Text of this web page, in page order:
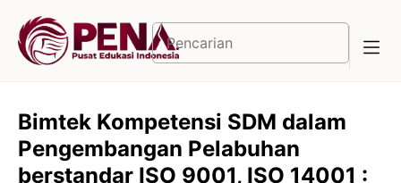
Cari
Bimtek Kompetensi SDM dalam
Pengembangan Pelabuhan
berstandar ISO 9001, ISO 14001 :